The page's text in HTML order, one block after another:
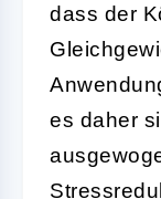
dass der
es daher